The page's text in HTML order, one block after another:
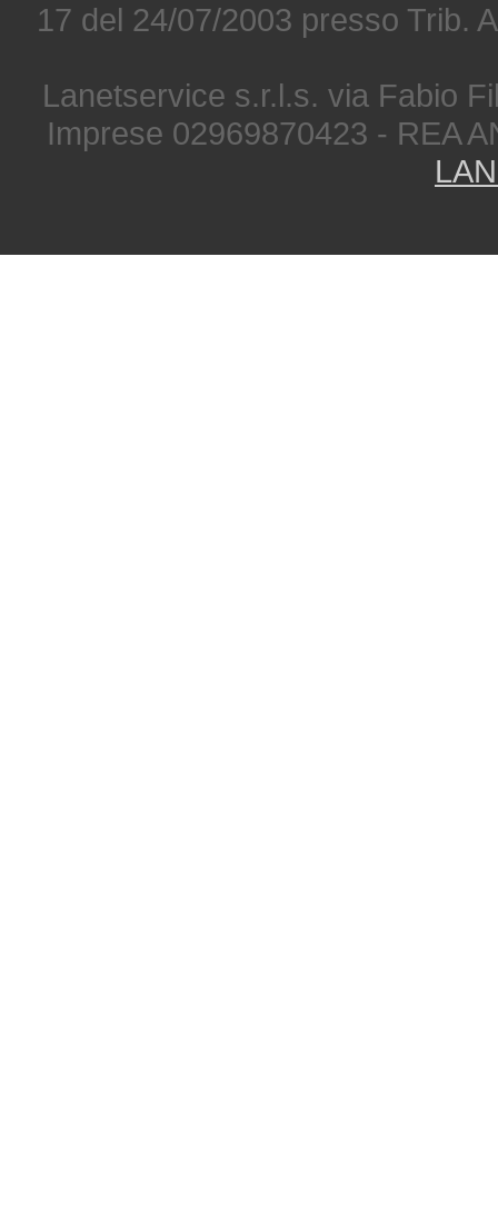
17 del 24/07/2003 presso Trib.
Lanetservice s.r.l.s. via Fabio
Imprese 02969870423 - REA